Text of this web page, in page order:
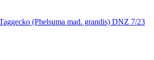
(Phelsuma mad. grandis) DNZ 7/23